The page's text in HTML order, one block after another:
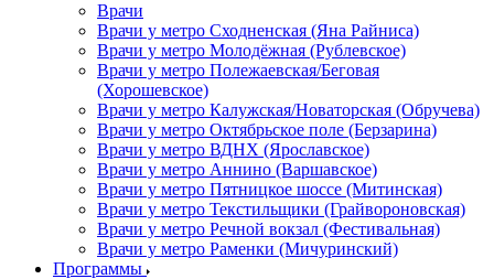
Врачи
Врачи у метро Сходненская (Яна Райниса)
Врачи у метро Молодёжная (Рублевское)
Врачи у метро Полежаевская/Беговая
(Хорошевское)
Врачи у метро Калужская/Новаторская (Обручева)
Врачи у метро Октябрьское поле (Берзарина)
Врачи у метро ВДНХ (Ярославское)
Врачи у метро Аннино (Варшавское)
Врачи у метро Пятницкое шоссе (Митинская)
Врачи у метро Текстильщики (Грайвороновская)
Врачи у метро Речной вокзал (Фестивальная)
Врачи у метро Раменки (Мичуринский)
Программы